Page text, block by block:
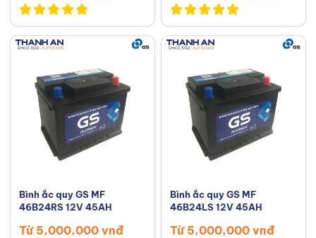
Bình ắc quy GS MF
46B24RS 12V 45AH
Từ 5,000,000 vnđ
Bình ắc quy GS MF
46B24LS 12V 45AH
Từ 5,000,000 vnđ